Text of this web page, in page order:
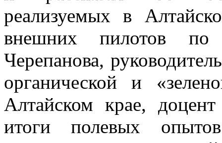
реализуемых в
внешних пилотов
Черепанова,
органической и
Алтайском крае,
итоги полевых